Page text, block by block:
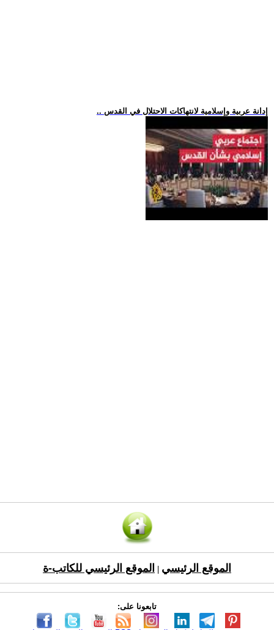
.. إدانة عربية وإسلامية لانتهاكات الاحتلال في القدس
الموقع الرئيسي الموقع الرئيسي للكاتب-ة
تابعونا على: